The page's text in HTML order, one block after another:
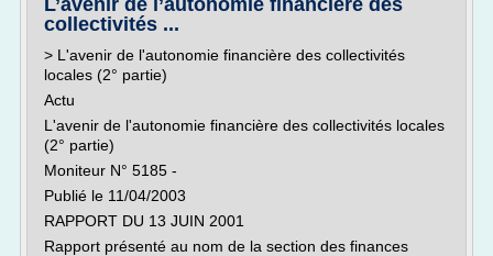
L’avenir de l’autonomie financière des
collectivités ...
> L'avenir de l'autonomie financière des collectivités
locales (2° partie)
Actu
L'avenir de l'autonomie financière des collectivités locales
(2° partie)
Moniteur N° 5185 -
Publié le 11/04/2003
RAPPORT DU 13 JUIN 2001
Rapport présenté au nom de la section des finances